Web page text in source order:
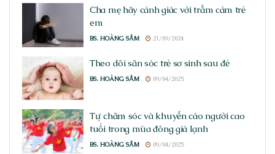
Cha mẹ hãy cảnh giác với trầm cảm trẻ
em
BS. HOÀNG SẦM 21/09/2024
Theo dõi săn sóc trẻ sơ sinh sau đẻ
BS. HOÀNG SẦM 09/04/2025
Tự chăm sóc và khuyến cáo người cao
tuổi trong mùa đông giá lạnh
BS. HOÀNG SẦM 09/04/2025